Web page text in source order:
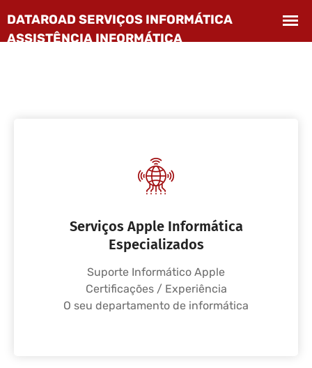
Serviços Apple Informática
Especializados
Suporte Informático Apple
Certificações / Experiência
O seu departamento de informática